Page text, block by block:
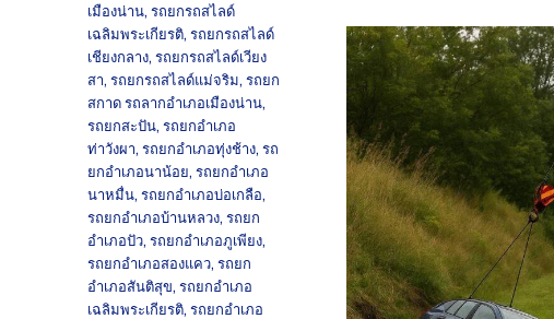
เมืองน่าน,รถยกรถสไลด์
เฉลิมพระเกียรติ,รถยกรถสไลด์
เชียงกลาง,รถยกรถสไลด์เวียง
สา,รถยกรถสไลด์แม่จริม,รถยก
สกาด รถลากอำเภอเมืองน่าน,
รถยกสะปัน,รถยกอำเภอ
ท่าวังผา,รถยกอำเภอทุ่งช้าง,รถ
ยกอำเภอนาน้อย,รถยกอำเภอ
นาหมื่น,รถยกอำเภอบ่อเกลือ,
รถยกอำเภอบ้านหลวง,รถยก
อำเภอปัว,รถยกอำเภอภูเพียง,
รถยกอำเภอสองแคว,รถยก
อำเภอสันติสุข,รถยกอำเภอ
เฉลิมพระเกียรติ,รถยกอำเภอ